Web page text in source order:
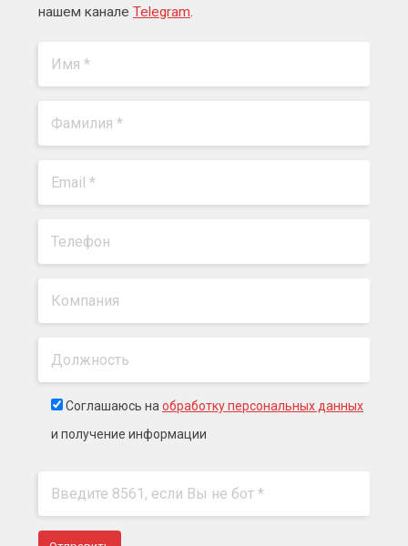
нашем канале Telegram
Соглашаюсь на обработку персональных данных
и получение информации